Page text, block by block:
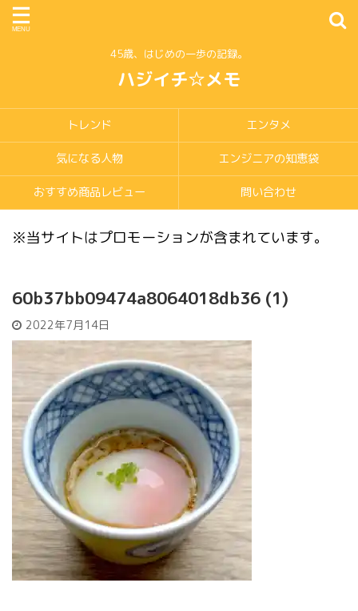
45歳、はじめの一歩の記録。
ハジイチ☆メモ
トレンド エンタメ
気になる人物 エンジニアの知恵袋
おすすめ商品レビュー 問い合わせ
※当サイトはプロモーションが含まれています。
60b37bb09474a8064018db36 (1)
2022年7月14日